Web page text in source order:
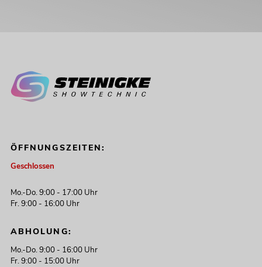
ÖFFNUNGSZEITEN:
Geschlossen
Mo.-Do. 9:00 - 17:00 Uhr
Fr. 9:00 - 16:00 Uhr
ABHOLUNG:
Mo.-Do. 9:00 - 16:00 Uhr
Fr. 9:00 - 15:00 Uhr